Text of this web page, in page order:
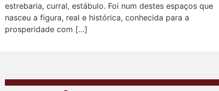
estrebaria, curral, estábulo. Foi num destes espaços que
nasceu a figura, real e histórica, conhecida para a
prosperidade com […]